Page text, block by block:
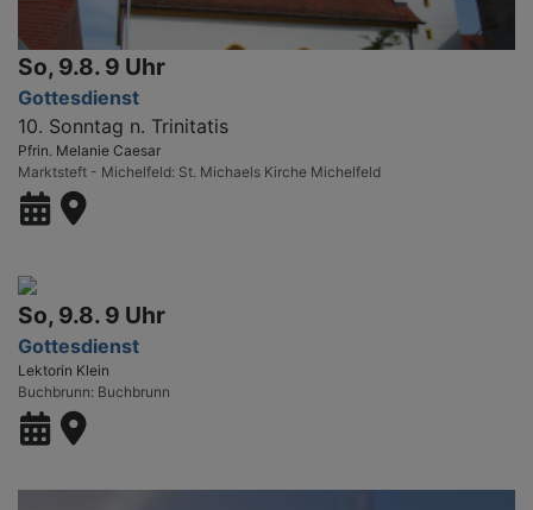
So, 9.8. 9 Uhr
Gottesdienst
10. Sonntag n. Trinitatis
Pfrin. Melanie Caesar
Marktsteft - Michelfeld St. Michaels Kirche Michelfeld
So, 9.8. 9 Uhr
Gottesdienst
Lektorin Klein
Buchbrunn Buchbrunn